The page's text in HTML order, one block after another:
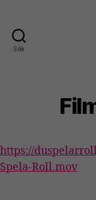
Sök
https://
Spela-Roll.mov